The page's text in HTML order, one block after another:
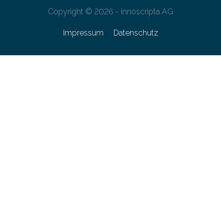
Copyright © 2026 - innoscripta AG
Impressum Datenschutz